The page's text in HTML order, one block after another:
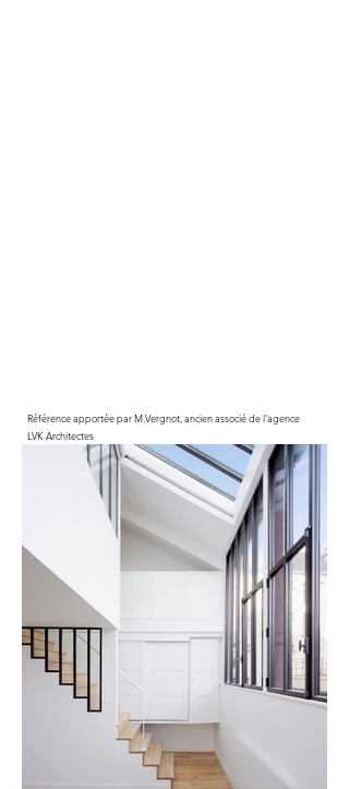
Référence apportée par M.Vergnot, ancien associé de l'agence
LVK Architectes